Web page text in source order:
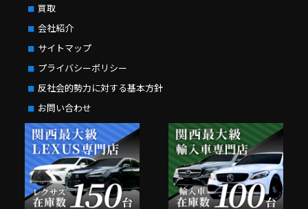
買取
会社紹介
サイトマップ
プライバシーポリシー
反社会的勢力に対する基本方針
お問い合わせ